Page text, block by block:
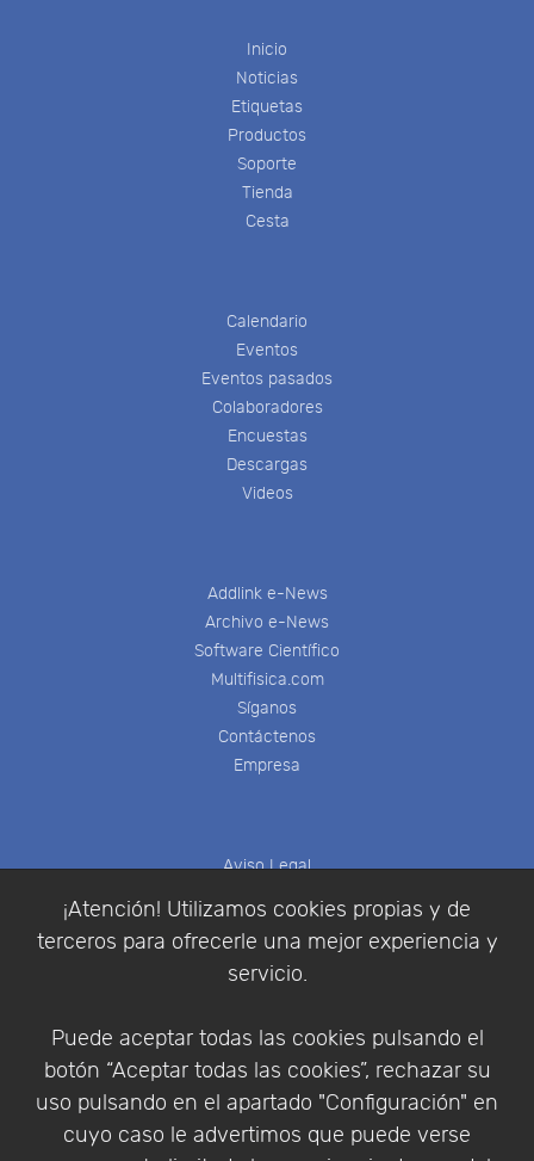
¡Atención! Utilizamos cookies propias y de
terceros para ofrecerle una mejor experiencia y
servicio.
Puede aceptar todas las cookies pulsando el
botón “Aceptar todas las cookies”, rechazar su
uso pulsando en el apartado "Configuración" en
cuyo caso le advertimos que puede verse
Inicio
Noticias
Etiquetas
Productos
Soporte
Tienda
Cesta
Calendario
Eventos
Eventos pasados
Colaboradores
Encuestas
Descargas
Videos
Addlink e-News
Archivo e-News
Software Científico
Multifisica.com
Síganos
Contáctenos
Empresa
Aviso Legal
Política de Privacidad
Condiciones de compra
Identificarse